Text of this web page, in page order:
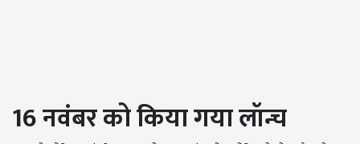
16नवंबर को किया गया लॉन्च